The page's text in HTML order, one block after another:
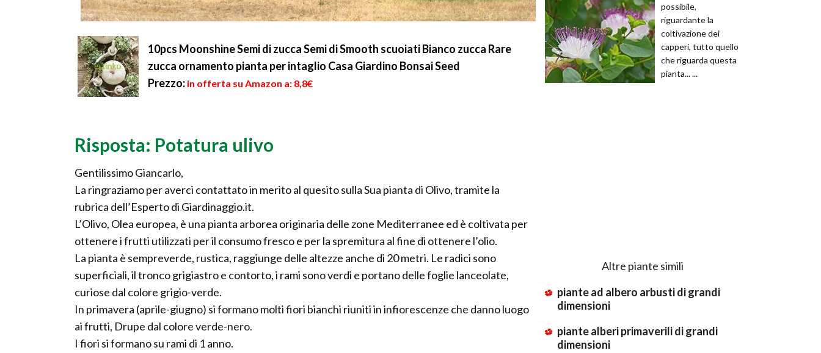
10pcs Moonshine Semi di zucca Semi di Smooth scuoiati Bianco zucca Rare
zucca ornamento pianta per intaglio Casa Giardino Bonsai Seed
Prezzo: in offerta su Amazon a: 8,8€
Risposta: Potatura ulivo
Gentilissimo Giancarlo,
La ringraziamo per averci contattato in merito al quesito sulla Sua pianta di Olivo, tramite la
rubrica dell’Esperto di Giardinaggio.it.
L’Olivo, Olea europea, è una pianta arborea originaria delle zone Mediterranee ed è coltivata per
ottenere i frutti utilizzati per il consumo fresco e per la spremitura al fine di ottenere l’olio.
La pianta è sempreverde, rustica, raggiunge delle altezze anche di 20 metri. Le radici sono
superficiali, il tronco grigiastro e contorto, i rami sono verdi e portano delle foglie lanceolate,
curiose dal colore grigio-verde.
In primavera (aprile-giugno) si formano molti fiori bianchi riuniti in infiorescenze che danno luogo
ai frutti, Drupe dal colore verde-nero.
I fiori si formano su rami di 1 anno.
possibile,
riguardante la
coltivazione dei
capperi, tutto quello
che riguarda questa
pianta... ...
Altre piante simili
piante ad albero arbusti di grandi
dimensioni
piante alberi primaverili di grandi
dimensioni